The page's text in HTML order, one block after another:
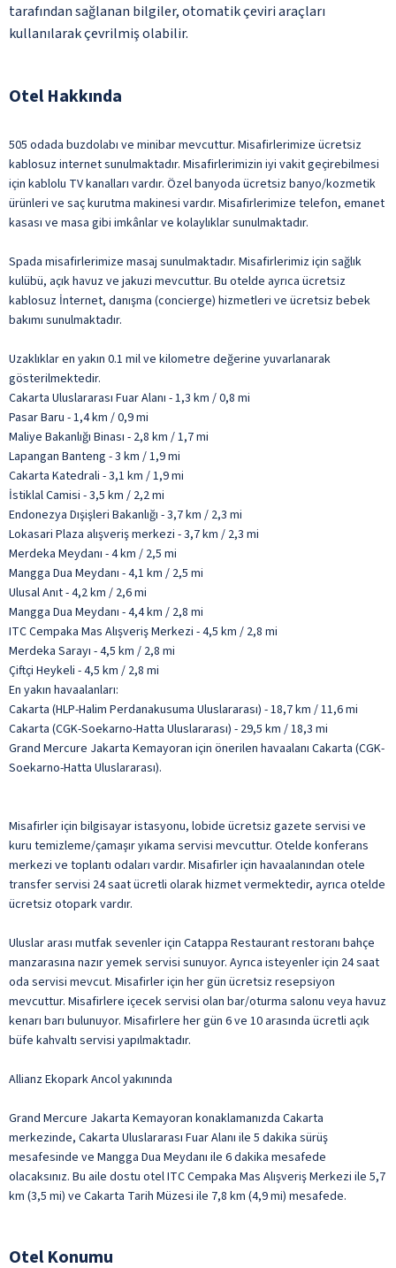
tarafından sağlanan bilgiler, otomatik çeviri araçları
kullanılarak çevrilmiş olabilir.
Otel Hakkında
505 odada buzdolabı ve minibar mevcuttur. Misafirlerimize ücretsiz
kablosuz internet sunulmaktadır. Misafirlerimizin iyi vakit geçirebilmesi
için kablolu TV kanalları vardır. Özel banyoda ücretsiz banyo/kozmetik
ürünleri ve saç kurutma makinesi vardır. Misafirlerimize telefon, emanet
kasası ve masa gibi imkânlar ve kolaylıklar sunulmaktadır.
Spada misafirlerimize masaj sunulmaktadır. Misafirlerimiz için sağlık
kulübü, açık havuz ve jakuzi mevcuttur. Bu otelde ayrıca ücretsiz
kablosuz İnternet, danışma (concierge) hizmetleri ve ücretsiz bebek
bakımı sunulmaktadır.
Uzaklıklar en yakın 0.1 mil ve kilometre değerine yuvarlanarak
gösterilmektedir.
Cakarta Uluslararası Fuar Alanı - 1,3 km / 0,8 mi
Pasar Baru - 1,4 km / 0,9 mi
Maliye Bakanlığı Binası - 2,8 km / 1,7 mi
Lapangan Banteng - 3 km / 1,9 mi
Cakarta Katedrali - 3,1 km / 1,9 mi
İstiklal Camisi - 3,5 km / 2,2 mi
Endonezya Dışişleri Bakanlığı - 3,7 km / 2,3 mi
Lokasari Plaza alışveriş merkezi - 3,7 km / 2,3 mi
Merdeka Meydanı - 4 km / 2,5 mi
Mangga Dua Meydanı - 4,1 km / 2,5 mi
Ulusal Anıt - 4,2 km / 2,6 mi
Mangga Dua Meydanı - 4,4 km / 2,8 mi
ITC Cempaka Mas Alışveriş Merkezi - 4,5 km / 2,8 mi
Merdeka Sarayı - 4,5 km / 2,8 mi
Çiftçi Heykeli - 4,5 km / 2,8 mi
En yakın havaalanları:
Cakarta (HLP-Halim Perdanakusuma Uluslararası) - 18,7 km / 11,6 mi
Cakarta (CGK-Soekarno-Hatta Uluslararası) - 29,5 km / 18,3 mi
Grand Mercure Jakarta Kemayoran için önerilen havaalanı Cakarta (CGK-
Soekarno-Hatta Uluslararası).
Misafirler için bilgisayar istasyonu, lobide ücretsiz gazete servisi ve
kuru temizleme/çamaşır yıkama servisi mevcuttur. Otelde konferans
merkezi ve toplantı odaları vardır. Misafirler için havaalanından otele
transfer servisi 24 saat ücretli olarak hizmet vermektedir, ayrıca otelde
ücretsiz otopark vardır.
Uluslar arası mutfak sevenler için Catappa Restaurant restoranı bahçe
manzarasına nazır yemek servisi sunuyor. Ayrıca isteyenler için 24 saat
oda servisi mevcut. Misafirler için her gün ücretsiz resepsiyon
mevcuttur. Misafirlere içecek servisi olan bar/oturma salonu veya havuz
kenarı barı bulunuyor. Misafirlere her gün 6 ve 10 arasında ücretli açık
büfe kahvaltı servisi yapılmaktadır.
Allianz Ekopark Ancol yakınında
Grand Mercure Jakarta Kemayoran konaklamanızda Cakarta
merkezinde, Cakarta Uluslararası Fuar Alanı ile 5 dakika sürüş
mesafesinde ve Mangga Dua Meydanı ile 6 dakika mesafede
olacaksınız. Bu aile dostu otel ITC Cempaka Mas Alışveriş Merkezi ile 5,7
km (3,5 mi) ve Cakarta Tarih Müzesi ile 7,8 km (4,9 mi) mesafede.
Otel Konumu